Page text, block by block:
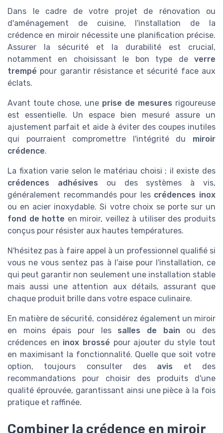
Dans le cadre de votre projet de rénovation ou
d'aménagement de cuisine, l'installation de la
crédence en miroir nécessite une planification précise.
Assurer la sécurité et la durabilité est crucial,
notamment en choisissant le bon type de verre
trempé pour garantir résistance et sécurité face aux
éclats.
Avant toute chose, une prise de mesures rigoureuse
est essentielle. Un espace bien mesuré assure un
ajustement parfait et aide à éviter des coupes inutiles
qui pourraient compromettre l'intégrité du miroir
crédence.
La fixation varie selon le matériau choisi ; il existe des
crédences adhésives ou des systèmes à vis,
généralement recommandés pour les crédences inox
ou en acier inoxydable. Si votre choix se porte sur un
fond de hotte en miroir, veillez à utiliser des produits
conçus pour résister aux hautes températures.
N'hésitez pas à faire appel à un professionnel qualifié si
vous ne vous sentez pas à l'aise pour l'installation, ce
qui peut garantir non seulement une installation stable
mais aussi une attention aux détails, assurant que
chaque produit brille dans votre espace culinaire.
En matière de sécurité, considérez également un miroir
en moins épais pour les salles de bain ou des
crédences en inox brossé pour ajouter du style tout
en maximisant la fonctionnalité. Quelle que soit votre
option, toujours consulter des avis et des
recommandations pour choisir des produits d'une
qualité éprouvée, garantissant ainsi une pièce à la fois
pratique et raffinée.
Combiner la crédence en miroir